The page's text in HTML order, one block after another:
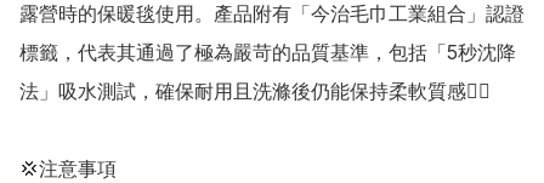
露營時的保暖毯使用。產品附有「今治毛巾工業組合」認證
標籤，代表其通過了極為嚴苛的品質基準，包括「5秒沈降
法」吸水測試，確保耐用且洗滌後仍能保持柔軟質感👍🏻
💢注意事項